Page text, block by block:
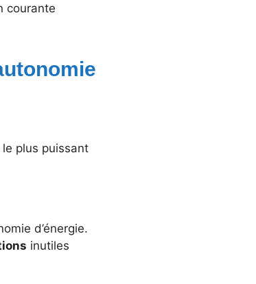
courante
plus puissant
d’énergie.
inutiles